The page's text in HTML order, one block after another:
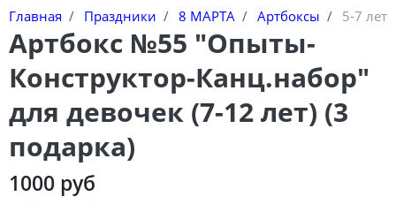
Главная Праздники 8 МАРТА Артбоксы 5-7 лет
Артбокс №55 "Опыты-
Конструктор-Канц.набор"
для девочек (7-12 лет) (3
подарка)
1000 руб